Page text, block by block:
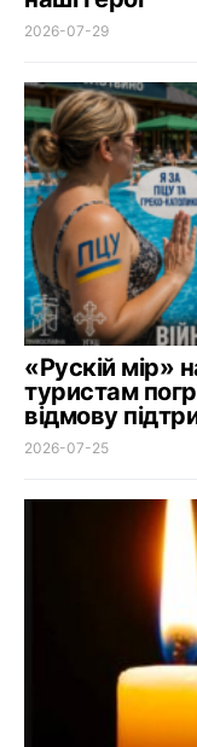
2026-07-29
«Рускій мір»
туристам
відмову
2026-07-25